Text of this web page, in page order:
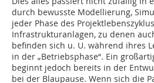
durch bewusste Modellierung,
jeder Phase des
Infrastrukturanlagen, zu denen
befinden sich u. U. während ihres
in der „Betriebsphase“. Ein
beginnt jedoch bereits in der
bei der Blaupause. Wenn sich die